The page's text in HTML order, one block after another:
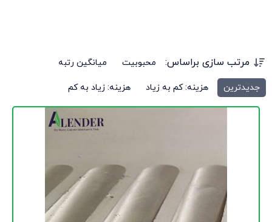
مرتب سازی براساس: محبوبیت میانگین رتبه
جدیدترین هزینه: کم به زیاد هزینه: زیاد به کم